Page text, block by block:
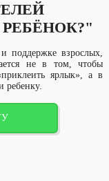
поддержке взрослых,
не в том, чтобы
ярлык», а в
ребенку.